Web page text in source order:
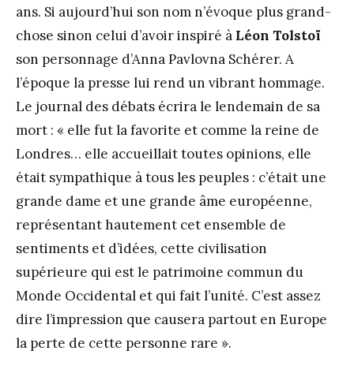
ans. Si aujourd’hui son nom n’évoque plus grand-
chose sinon celui d’avoir inspiré à Léon Tolstoï
son personnage d’Anna Pavlovna Schérer. A
l’époque la presse lui rend un vibrant hommage.
Le journal des débats écrira le lendemain de sa
mort : « elle fut la favorite et comme la reine de
Londres… elle accueillait toutes opinions, elle
était sympathique à tous les peuples : c’était une
grande dame et une grande âme européenne,
représentant hautement cet ensemble de
sentiments et d’idées, cette civilisation
supérieure qui est le patrimoine commun du
Monde Occidental et qui fait l’unité. C’est assez
dire l’impression que causera partout en Europe
la perte de cette personne rare ».